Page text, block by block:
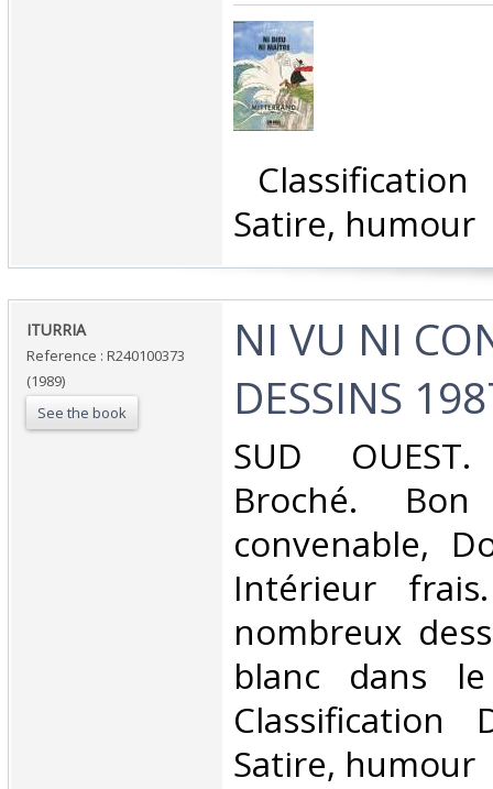
Satire, humour‎
‎ITURRIA‎
Reference : R240100373
(1989)
See the book
‎NI VU NI
DESSINS
‎SUD
Broché.
convenable,
Intérieur
nombreux
blanc dans
Classification
Satire, humour‎